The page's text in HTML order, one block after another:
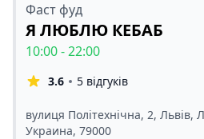
Фаст фуд
Я ЛЮБЛЮ КЕБАБ
10:00 - 22:00
3.6 5 відгуків
вулиця Політехнічна, 2, Львів,
Украина, 79000